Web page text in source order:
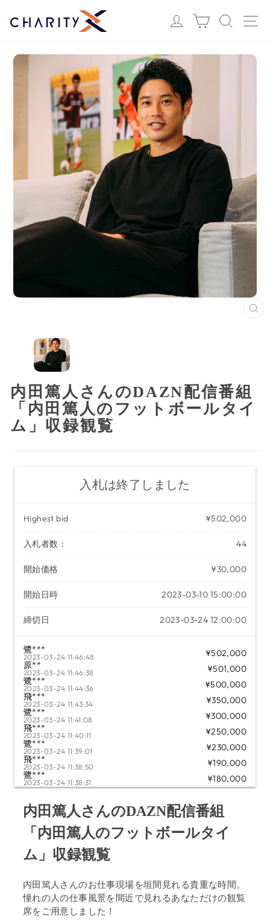
キ
Login カート 検索
閉
内田篤人さんのDAZN配信番組
「内田篤人のフットボールタイ
ム」収録観覧
入札は終了しました
Highest bid ¥502,000
入札者数： 44
開始価格 ¥30,000
開始日時 2023-03-10 15:00:00
締切日 2023-03-24 12:00:00
鷺***
2023-03-24 11:46:48
¥502,000
原**
2023-03-24 11:46:38
¥501,000
鷺***
2023-03-24 11:44:36
¥500,000
飛***
2023-03-24 11:43:34
¥350,000
鷺***
2023-03-24 11:41:08
¥300,000
飛***
2023-03-24 11:40:11
¥250,000
鷺***
2023-03-24 11:39:01
¥230,000
飛***
2023-03-24 11:38:50
¥190,000
鷺***
2023-03-24 11:38:31
¥180,000
飛***
内田篤人さんのDAZN配信番組
「内田篤人のフットボールタイ
ム」収録観覧
内田篤人さんのお仕事現場を垣間見れる貴重な時間。
憧れの人の仕事風景を間近で見れるあなただけの観覧
席をご用意しました！